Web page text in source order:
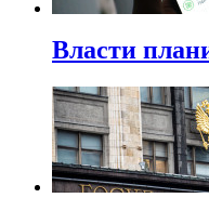
Власти